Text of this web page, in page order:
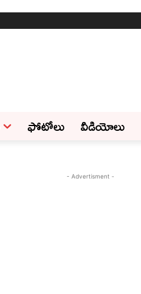
ఫోటోలు వీడియోలు
- Advertisment -